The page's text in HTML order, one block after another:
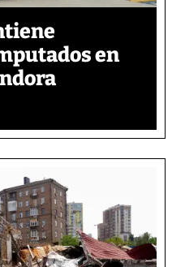
en